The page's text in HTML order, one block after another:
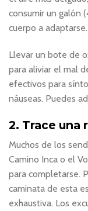
consumir un galón
cuerpo a adaptarse.
Llevar un bote de
para aliviar el mal
efectivos para
náuseas. Puedes
2. Trace una
Muchos de los
Camino Inca o el
para completarse.
caminata de esta
exhaustiva. Los